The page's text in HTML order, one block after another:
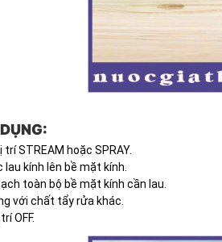
STREAM hoặc SPRAY.
kính lên bề mặt kính.
toàn bộ bề mặt kính cần lau.
với chất tẩy rửa khác.
OFF.